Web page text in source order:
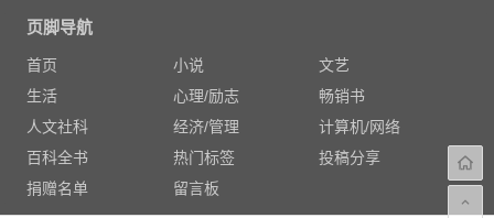
页脚导航
首页 小说
文艺
生活
心理/励志
畅销书
人文社科
经济/管理
计算机/网络
百科全书
热门标签
投稿分享
捐赠名单
留言板